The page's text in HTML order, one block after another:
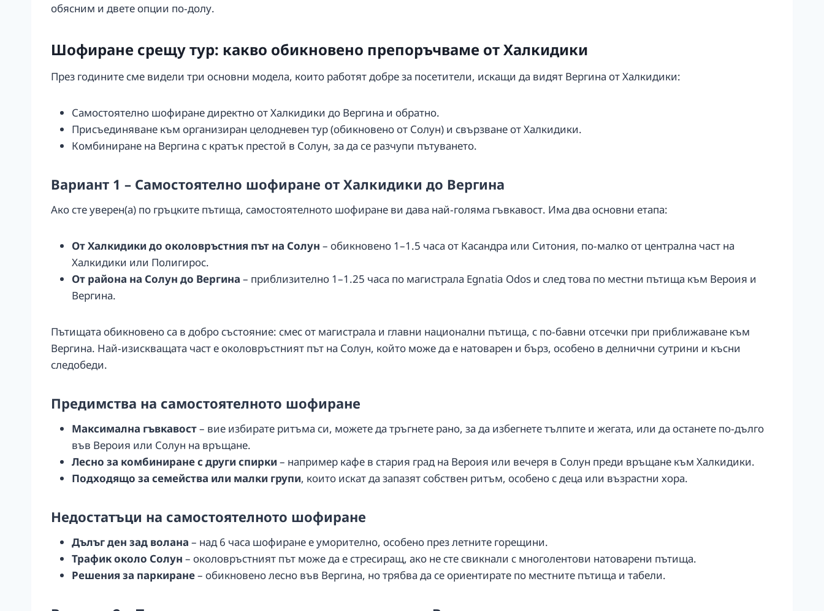
обясним и двете опции по‑долу.
Шофиране срещу тур: какво обикновено препоръчваме от Халкидики
През годините сме видели три основни модела, които работят добре за посетители, искащи да видят Вергина от Халкидики:
Самостоятелно шофиране директно от Халкидики до Вергина и обратно.
Присъединяване към организиран целодневен тур (обикновено от Солун) и свързване от Халкидики.
Комбиниране на Вергина с кратък престой в Солун, за да се разчупи пътуването.
Вариант 1 – Самостоятелно шофиране от Халкидики до Вергина
Ако сте уверен(а) по гръцките пътища, самостоятелното шофиране ви дава най‑голяма гъвкавост. Има два основни етапа:
От Халкидики до околовръстния път на Солун – обикновено 1–1.5 часа от Касандра или Ситония, по‑малко от централна част на
Халкидики или Полигирос.
От района на Солун до Вергина – приблизително 1–1.25 часа по магистрала Egnatia Odos и след това по местни пътища към Вероия и
Вергина.
Пътищата обикновено са в добро състояние: смес от магистрала и главни национални пътища, с по‑бавни отсечки при приближаване към
Вергина. Най‑изискващата част е околовръстният път на Солун, който може да е натоварен и бърз, особено в делнични сутрини и късни
следобеди.
Предимства на самостоятелното шофиране
Максимална гъвкавост– вие избирате ритъма си, можете да тръгнете рано, за да избегнете тълпите и жегата, или да останете по‑дълго
във Вероия или Солун на връщане.
Лесно за комбиниране с други спирки – например кафе в стария град на Вероия или вечеря в Солун преди връщане към Халкидики.
Подходящо за семейства или малки групи, които искат да запазят собствен ритъм, особено с деца или възрастни хора.
Недостатъци на самостоятелното шофиране
Дълъг ден зад волана – над 6 часа шофиране е уморително, особено през летните горещини.
Трафик около Солун – околовръстният път може да е стресиращ, ако не сте свикнали с многолентови натоварени пътища.
Решения за паркиране– обикновено лесно във Вергина, но трябва да се ориентирате по местните пътища и табели.